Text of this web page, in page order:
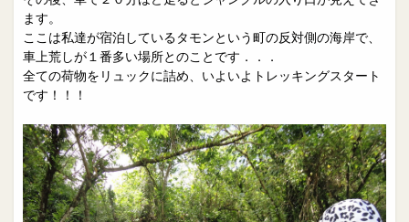
ます。
ここは私達が宿泊しているタモンという町の反対側の海岸で、
車上荒しが１番多い場所とのことです．．．
全ての荷物をリュックに詰め、いよいよトレッキングスタート
です！！！